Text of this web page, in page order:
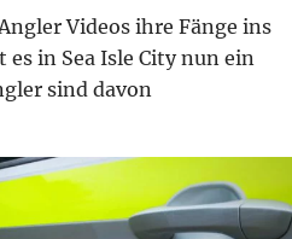
Videos ihre Fänge ins
in Sea Isle City nun ein
sind davon